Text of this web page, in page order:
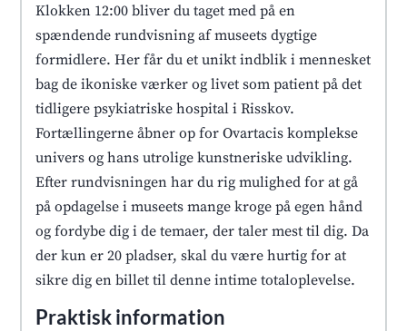
Klokken 12:00 bliver du taget med på en
spændende rundvisning af museets dygtige
formidlere. Her får du et unikt indblik i mennesket
bag de ikoniske værker og livet som patient på det
tidligere psykiatriske hospital i Risskov.
Fortællingerne åbner op for Ovartacis komplekse
univers og hans utrolige kunstneriske udvikling.
Efter rundvisningen har du rig mulighed for at gå
på opdagelse i museets mange kroge på egen hånd
og fordybe dig i de temaer, der taler mest til dig. Da
der kun er 20 pladser, skal du være hurtig for at
sikre dig en billet til denne intime totaloplevelse.
Praktisk information